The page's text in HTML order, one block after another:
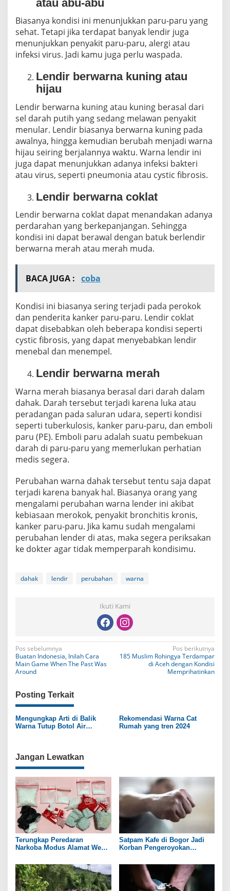
u
atau abu-abu
Biasanya kondisi ini menunjukkan paru-paru yang
sehat. Tetapi jika terdapat banyak lendir juga
menunjukkan penyakit paru-paru, alergi atau
infeksi virus. Jadi kamu juga perlu waspada.
Lendir berwarna kuning atau
hijau
Lendir berwarna kuning atau kuning berasal dari
sel darah putih yang sedang melawan penyakit
menular. Lendir biasanya berwarna kuning pada
awalnya, hingga kemudian berubah menjadi warna
hijau seiring berjalannya waktu. Warna lendir ini
juga dapat menunjukkan adanya infeksi bakteri
atau virus, seperti pneumonia atau cystic fibrosis.
Lendir berwarna coklat
Lendir berwarna coklat dapat menandakan adanya
perdarahan yang berkepanjangan. Sehingga
kondisi ini dapat berawal dengan batuk berlendir
berwarna merah atau merah muda.
BACA JUGA : coba
Kondisi ini biasanya sering terjadi pada perokok
dan penderita kanker paru-paru. Lendir coklat
dapat disebabkan oleh beberapa kondisi seperti
cystic fibrosis, yang dapat menyebabkan lendir
menebal dan menempel.
Lendir berwarna merah
Warna merah biasanya berasal dari darah dalam
dahak. Darah tersebut terjadi karena luka atau
peradangan pada saluran udara, seperti kondisi
seperti tuberkulosis, kanker paru-paru, dan emboli
paru (PE). Emboli paru adalah suatu pembekuan
darah di paru-paru yang memerlukan perhatian
medis segera.
Perubahan warna dahak tersebut tentu saja dapat
terjadi karena banyak hal. Biasanya orang yang
mengalami perubahan warna lender ini akibat
kebiasaan merokok, penyakit bronchitis kronis,
kanker paru-paru. Jika kamu sudah mengalami
perubahan lender di atas, maka segera periksakan
ke dokter agar tidak memperparah kondisimu.
dahak lendir perubahan warna
Ikuti Kami
N
a
i
g
a
i
p
o
s
Pos sebelumnya
Buatan Indonesia, Inilah Cara
Main Game When The Past Was
Around
Pos berikutnya
185 Muslim Rohingya Terdampar
di Aceh dengan Kondisi
Memprihatinkan
Posting Terkait
Mengungkap Arti di Balik
Warna Tutup Botol Air
Rekomendasi Warna Cat
Rumah yang tren 2024
Jangan Lewatkan
Terungkap Peredaran
Narkoba Modus Alamat Web
Sukoharjo
Satpam Kafe di Bogor Jadi
Korban Pengeroyokan